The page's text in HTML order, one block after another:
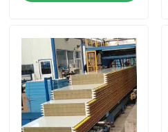
Produkte
Über uns